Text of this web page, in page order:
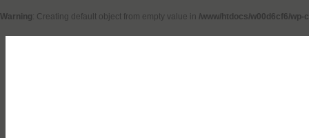
Warning: Creating default object from empty value in /www/htdocs/w00d6cf6/